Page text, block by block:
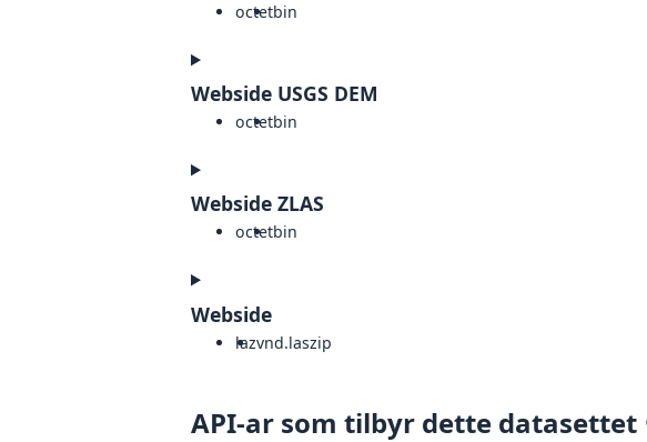
octetbin
Webside USGS DEM
octetbin
Webside ZLAS
octetbin
Webside
lazvnd.laszip
API-ar som tilbyr dette datasettet